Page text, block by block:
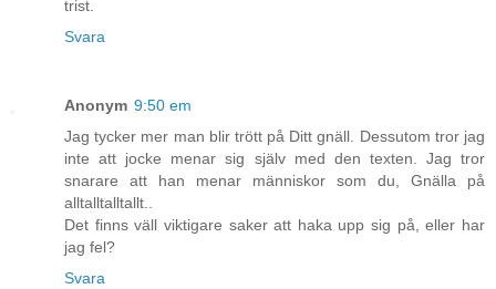
trist.
Svara
Anonym 9:50 em
Jag tycker mer man blir trött på Ditt gnäll. Dessutom tror jag
inte att jocke menar sig själv med den texten. Jag tror
snarare att han menar människor som du, Gnälla på
alltalltalltallt..
Det finns väll viktigare saker att haka upp sig på, eller har
jag fel?
Svara